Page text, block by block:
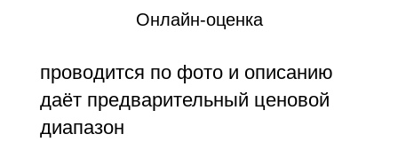
Онлайн-оценка
проводится по фото и описанию
даёт предварительный ценовой
диапазон